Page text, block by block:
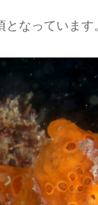
なっています。